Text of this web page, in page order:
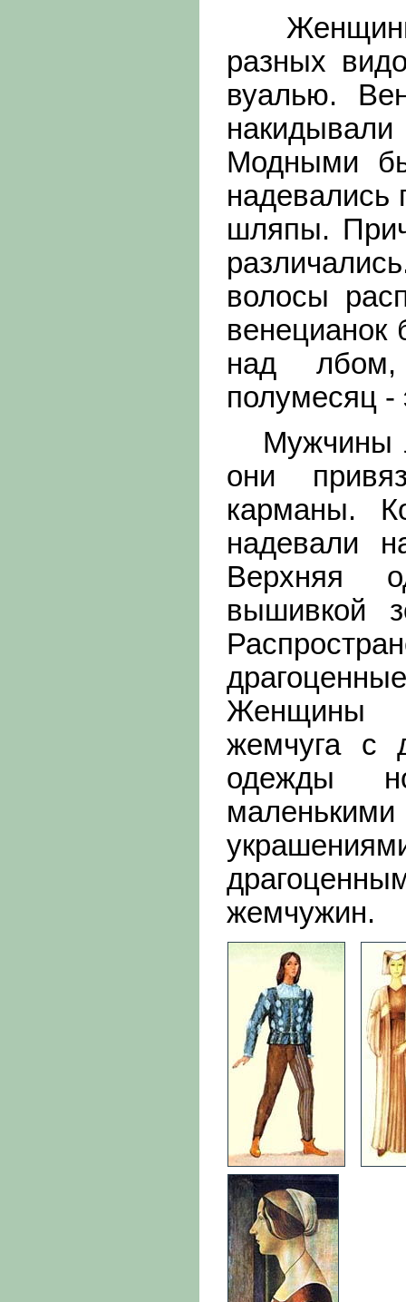
Женщины
разных
вуалью.
Модными
надевались
шляпы.
волосы
венецианок
над
полумесяц
Мужчины
они
карманы.
надевали
Верхняя
вышивкой
Женщины
жемчуга с
одежды
жемчужин.